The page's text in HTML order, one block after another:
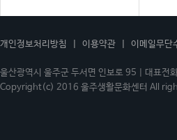
개인정보처리방침 이용약관 이메일무단
울산광역시 울주군 두서면 인보로 95 | 대
Copyright(c) 2016 울주생활문화센터 All